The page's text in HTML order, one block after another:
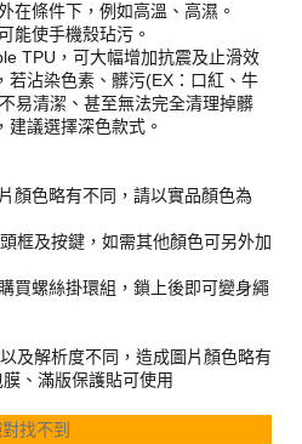
條件下，例如高溫、高濕。
能使手機殼玷污。
TPU，可大幅增加抗震及止滑效
若沾染色素、髒污(EX：口紅、牛
易清潔、甚至無法完全清理掉髒
議選擇深色款式。
顏色略有不同，請以實品顏色為
框及按鍵，如需其他顏色可另外加
買螺絲掛環組，鎖上後即可變身繩
及解析度不同，造成圖片顏色略有
、滿版保護貼可使用
找不到